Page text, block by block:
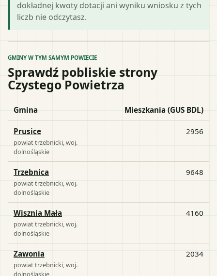
dokładnej kwoty dotacji ani wyniku wniosku z tych
liczb nie odczytasz.
GMINY W TYM SAMYM POWIECIE
Sprawdź pobliskie strony
Czystego Powietrza
Gmina Mieszkania (GUS BDL)
Prusice
powiattrzebnicki , woj.
dolnośląskie
2956
Trzebnica
powiattrzebnicki , woj.
dolnośląskie
9648
Wisznia Mała
powiattrzebnicki , woj.
dolnośląskie
4160
Zawonia
powiattrzebnicki , woj.
dolnośląskie
2034